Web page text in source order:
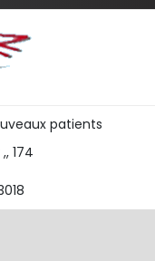
patients
174